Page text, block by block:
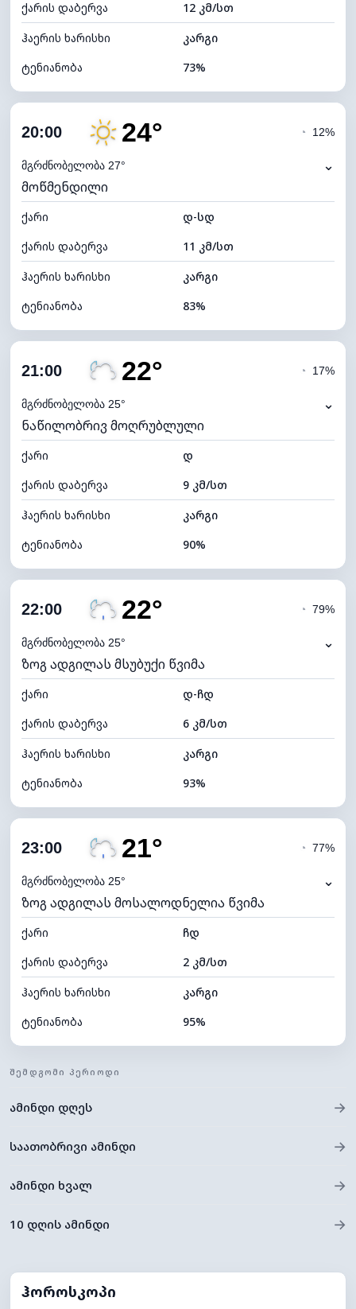
ღრუბლის სიმაღლე 6080 მ
ქარის დაბერვა
12 კმ/სთ
ჰაერის ხარისხი
კარგი
ტენიანობა
73%
ღრუბლიანობა
ნამის წერტილი
ხილვადობა
განათების ინდექსი 4 (მკრთალი)
ღრუბლის სიმაღლე 5920 მ
20:00 24°
მგრძნობელობა 27°
◔ 12%
⌄
მოწმენდილი
ქარი
დ-სდ
ქარის დაბერვა
11 კმ/სთ
ჰაერის ხარისხი
კარგი
ტენიანობა
83%
ღრუბლიანობა
ნამის წერტილი
ხილვადობა
10 კმ
განათების ინდექსი 7 (ნათელი)
ღრუბლის სიმაღლე 10160 მ
21:00 22°
მგრძნობელობა 25°
◔ 17%
⌄
ნაწილობრივ მოღრუბლული
ქარი
დ
ქარის დაბერვა
9 კმ/სთ
ჰაერის ხარისხი
კარგი
ტენიანობა
90%
ღრუბლიანობა
ნამის წერტილი
ხილვადობა
10 კმ
განათების ინდექსი 0 (ბნელი)
ღრუბლის სიმაღლე 9120 მ
22:00 22°
მგრძნობელობა 25°
◔ 79%
⌄
ზოგ ადგილას მსუბუქი წვიმა
ქარი
დ-ჩდ
ქარის დაბერვა
6 კმ/სთ
ჰაერის ხარისხი
კარგი
ტენიანობა
93%
ღრუბლიანობა
ნამის წერტილი
ხილვადობა
9 კმ
განათების ინდექსი 0 (ბნელი)
ღრუბლის სიმაღლე 5760 მ
23:00 21°
მგრძნობელობა 25°
◔ 77%
⌄
ზოგ ადგილას მოსალოდნელია წვიმა
ქარი
ჩდ
ქარის დაბერვა
2 კმ/სთ
ჰაერის ხარისხი
კარგი
ტენიანობა
95%
ღრუბლიანობა
ნამის წერტილი
ხილვადობა
ᲨᲔᲛᲓᲒᲝᲛᲘ ᲞᲔᲠᲘᲝᲓᲘ
ამინდი დღეს →
საათობრივი ამინდი →
ამინდი ხვალ →
10 დღის ამინდი →
ჰოროსკოპი